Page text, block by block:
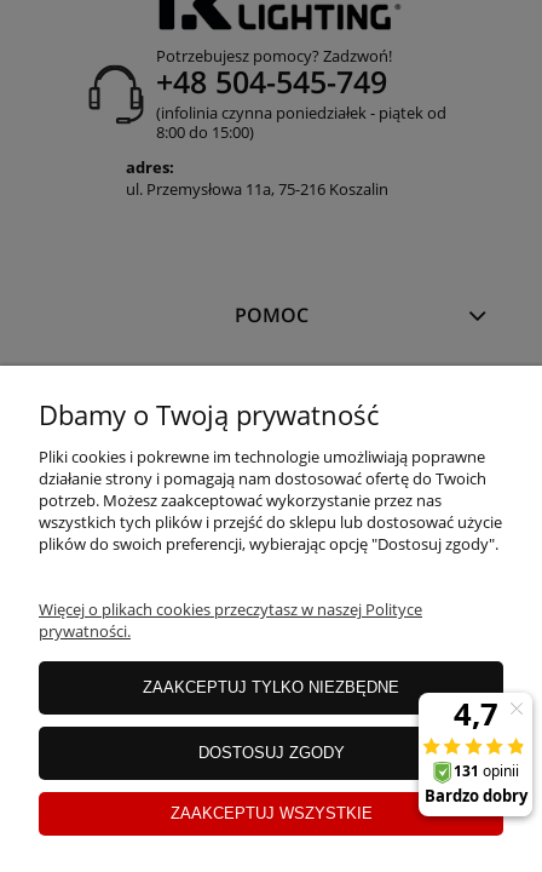
Potrzebujesz pomocy? Zadzwoń!
+48 504-545-749
(infolinia czynna poniedziałek - piątek od
8:00 do 15:00)
adres:
ul. Przemysłowa 11a, 75-216 Koszalin
POMOC
PŁATNOŚCI I DOSTAWA
OFERTA
| ul. Przemysłowa 11a, Koszalin 75-216, woj.
zachodniopomorskie | NIP: 6690500343 REGON: 008201011 | E-mail:
sklep@tklighting.plTel.:504545749
Dbamy o Twoją prywatność
Pliki cookies i pokrewne im technologie umożliwiają poprawne
działanie strony i pomagają nam dostosować ofertę do Twoich
potrzeb. Możesz zaakceptować wykorzystanie przez nas
wszystkich tych plików i przejść do sklepu lub dostosować użycie
plików do swoich preferencji, wybierając opcję "Dostosuj zgody".
Więcej o plikach cookies przeczytasz w naszej Polityce
prywatności.
ZAAKCEPTUJ TYLKO NIEZBĘDNE
DOSTOSUJ ZGODY
ZAAKCEPTUJ WSZYSTKIE